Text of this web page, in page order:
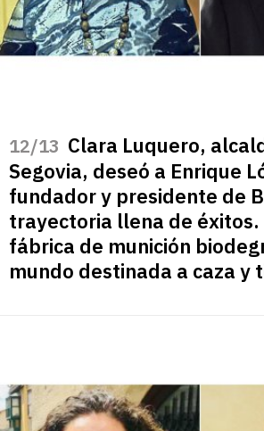
/13 Clara Luquero,
Segovia, deseó a Enrique
fundador y presidente de
trayectoria llena de éxitos.
fábrica de munición
mundo destinada a caza y